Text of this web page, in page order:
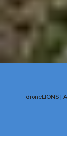
droneLIONS |